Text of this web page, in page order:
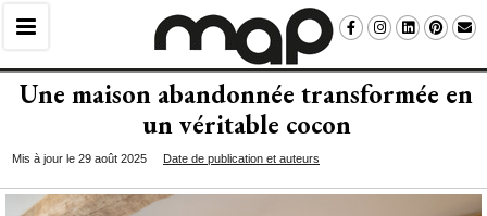
Une maison abandonnée transformée en
un véritable cocon
Mis à jour le 29 août 2025 Date de publication et auteurs